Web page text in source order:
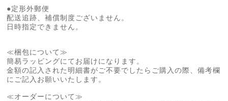
●定形外郵便
配送追跡、補償制度ございません。
日時指定できません。
≪梱包について≫
簡易ラッピングにてお届けになります。
金額の記入された明細書がご不要でしたらご購入の際、備考欄
にご記入お願いいたします。
≪オーダーについて≫